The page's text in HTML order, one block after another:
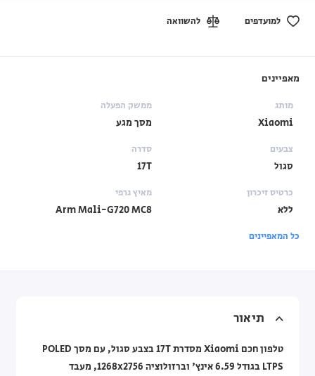
למועדפים להשוואה
מאפיינים
מותג
Xiaomi
ממשק הפעלה
מסך מגע
צבעים
סגול
סדרה
17T
כרטיס זיכרון
ללא
מאיץ גרפי
Arm Mali-G720 MC8
כל המאפיינים
תיאור
טלפון חכם Xiaomi מסדרת 17T בצבע סגול, עם מסך POLED
LTPS בגודל 6.59 אינץ' וברזולוציה 1268x2756, מעבד